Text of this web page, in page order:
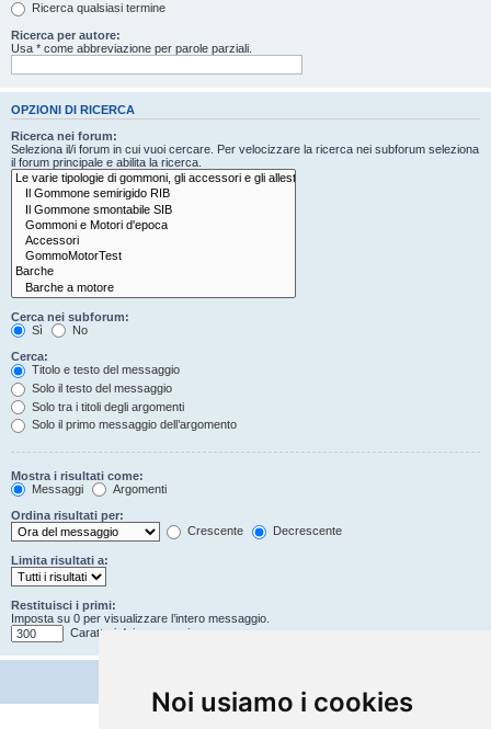
Noi usiamo i cookies
Ricerca qualsiasi termine
Ricerca per autore:
Usa * come abbreviazione per parole parziali.
OPZIONI DI RICERCA
Ricerca nei forum:
Seleziona il/i forum in cui vuoi cercare. Per velocizzare la ricerca nei subforum seleziona
il forum principale e abilita la ricerca.
Cerca nei subforum:
Sì
No
Cerca:
Titolo e testo del messaggio
Solo il testo del messaggio
Solo tra i titoli degli argomenti
Solo il primo messaggio dell’argomento
Mostra i risultati come:
Messaggi
Argomenti
Ordina risultati per:
Crescente
Decrescente
Limita risultati a:
Restituisci i primi:
Imposta su 0 per visualizzare l’intero messaggio.
Caratteri dei messaggi